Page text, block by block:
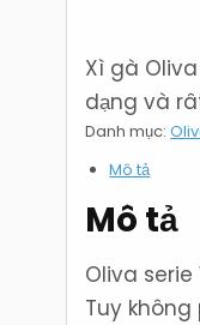
Xì gà
dạng và
Danh mục:
Mô tả
Mô tả
Oliva
Tuy